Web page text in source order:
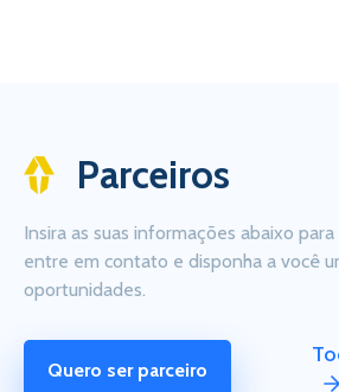
Parceiros
Insira as suas informações abaixo
entre em contato e disponha a você
oportunidades.
Quero ser parceiro